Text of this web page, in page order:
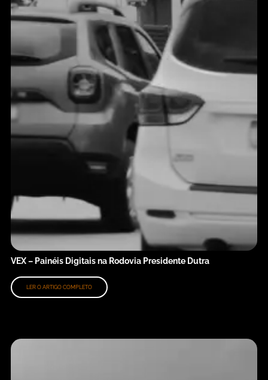
VEX – Painéis Digitais na Rodovia Presidente Dutra
LER O ARTIGO COMPLETO